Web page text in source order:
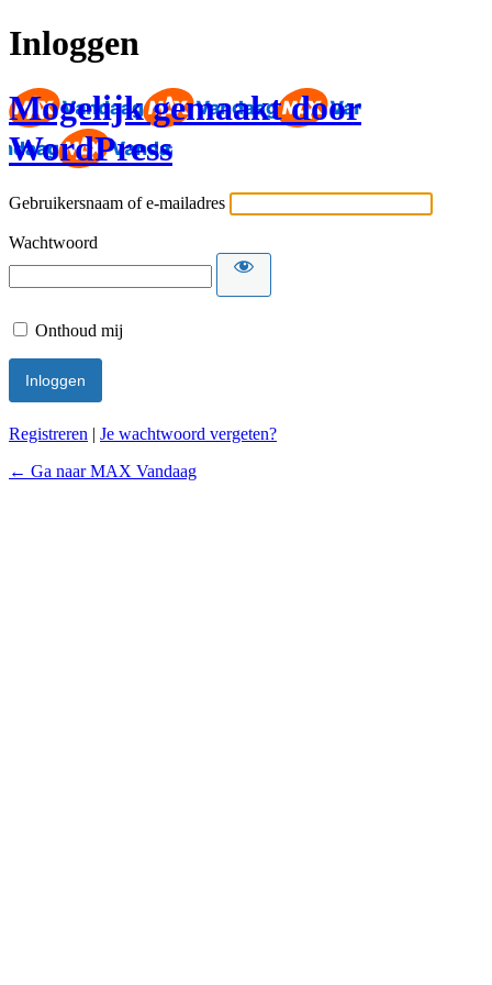
Inloggen
Mogelijk gemaakt door
WordPress
Gebruikersnaam of e-mailadres
Wachtwoord
Onthoud mij
Registreren | Je wachtwoord vergeten?
← Ga naar MAX Vandaag